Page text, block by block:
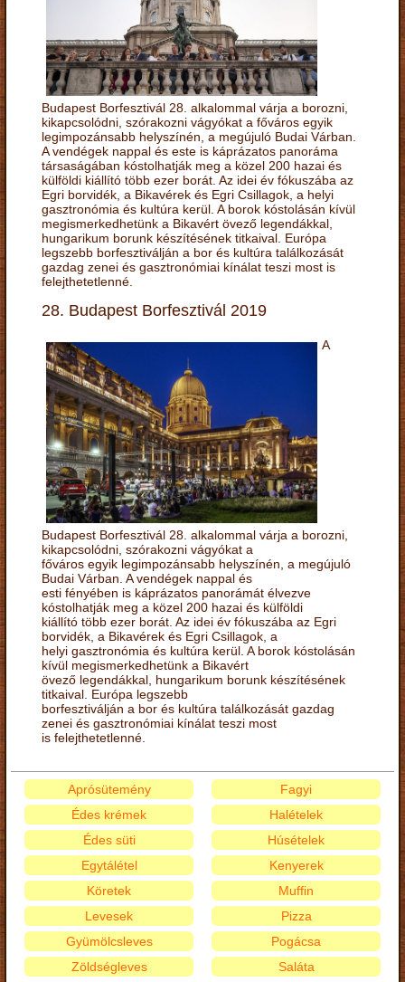
Budapest Borfesztivál 28. alkalommal várja a borozni,
kikapcsolódni, szórakozni vágyókat a főváros egyik
legimpozánsabb helyszínén, a megújuló Budai Várban.
A vendégek nappal és este is káprázatos panoráma
társaságában kóstolhatják meg a közel 200 hazai és
külföldi kiállító több ezer borát. Az idei év fókuszába az
Egri borvidék, a Bikavérek és Egri Csillagok, a helyi
gasztronómia és kultúra kerül. A borok kóstolásán kívül
megismerkedhetünk a Bikavért övező legendákkal,
hungarikum borunk készítésének titkaival. Európa
legszebb borfesztiválján a bor és kultúra találkozását
gazdag zenei és gasztronómiai kínálat teszi most is
felejthetetlenné.
28. Budapest Borfesztivál 2019
A
Budapest Borfesztivál 28. alkalommal várja a borozni,
kikapcsolódni, szórakozni vágyókat a
főváros egyik legimpozánsabb helyszínén, a megújuló
Budai Várban. A vendégek nappal és
esti fényében is káprázatos panorámát élvezve
kóstolhatják meg a közel 200 hazai és külföldi
kiállító több ezer borát. Az idei év fókuszába az Egri
borvidék, a Bikavérek és Egri Csillagok, a
helyi gasztronómia és kultúra kerül. A borok kóstolásán
kívül megismerkedhetünk a Bikavért
övező legendákkal, hungarikum borunk készítésének
titkaival. Európa legszebb
borfesztiválján a bor és kultúra találkozását gazdag
zenei és gasztronómiai kínálat teszi most
is felejthetetlenné.
Aprósütemény
Édes krémek
Édes süti
Egytálétel
Fagyi
Halételek
Húsételek
Kenyerek
Köretek
Levesek
Gyümölcsleves
Zöldségleves
Muffin
Pizza
Pogácsa
Saláta